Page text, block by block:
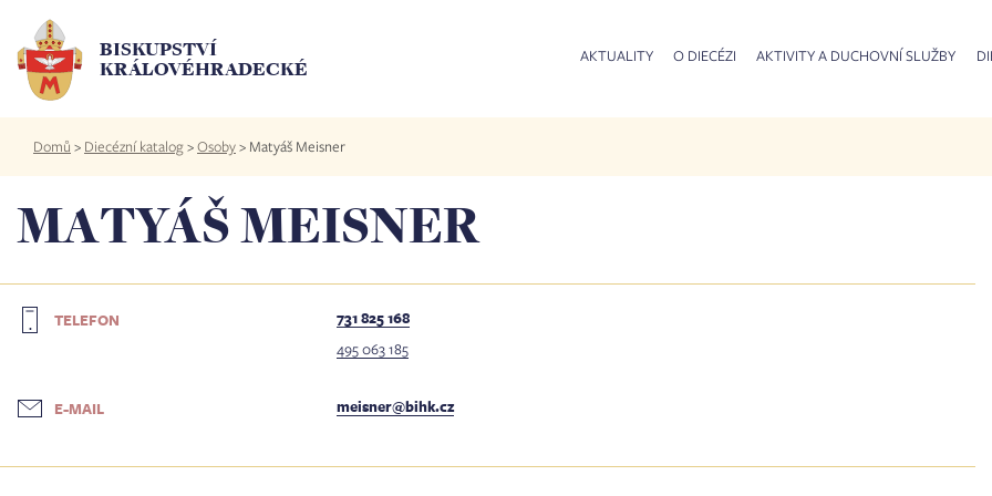
hlavnímu
obsahu
BISKUPSTVÍ
KRÁLOVÉHRADECKÉ
AKTUALITY O DIECÉZI AKTIVITY A DUCHOVNÍ SLUŽBY
Drobečková
navigace
Domů > Diecézní katalog>Osoby> Matyáš Meisner
MATYÁŠ MEISNER
TELEFON
731 825 168
495 063 185
E-MAIL meisner@bihk.cz